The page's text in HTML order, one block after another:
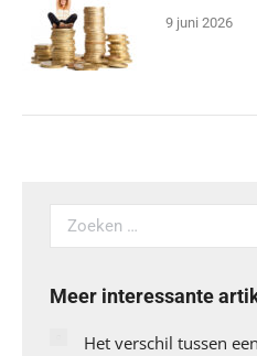
9 juni 2026
Search:
Meer interessante
Het verschil tussen